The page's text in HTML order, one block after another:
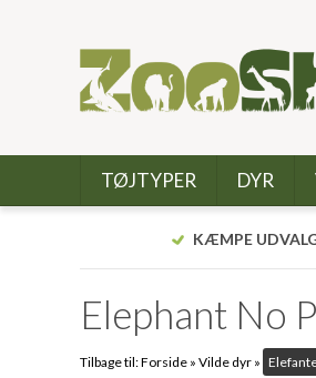
TØJTYPER DYR
KÆMPE
Elephant No
Tilbage til:Forside » Vilde dyr »